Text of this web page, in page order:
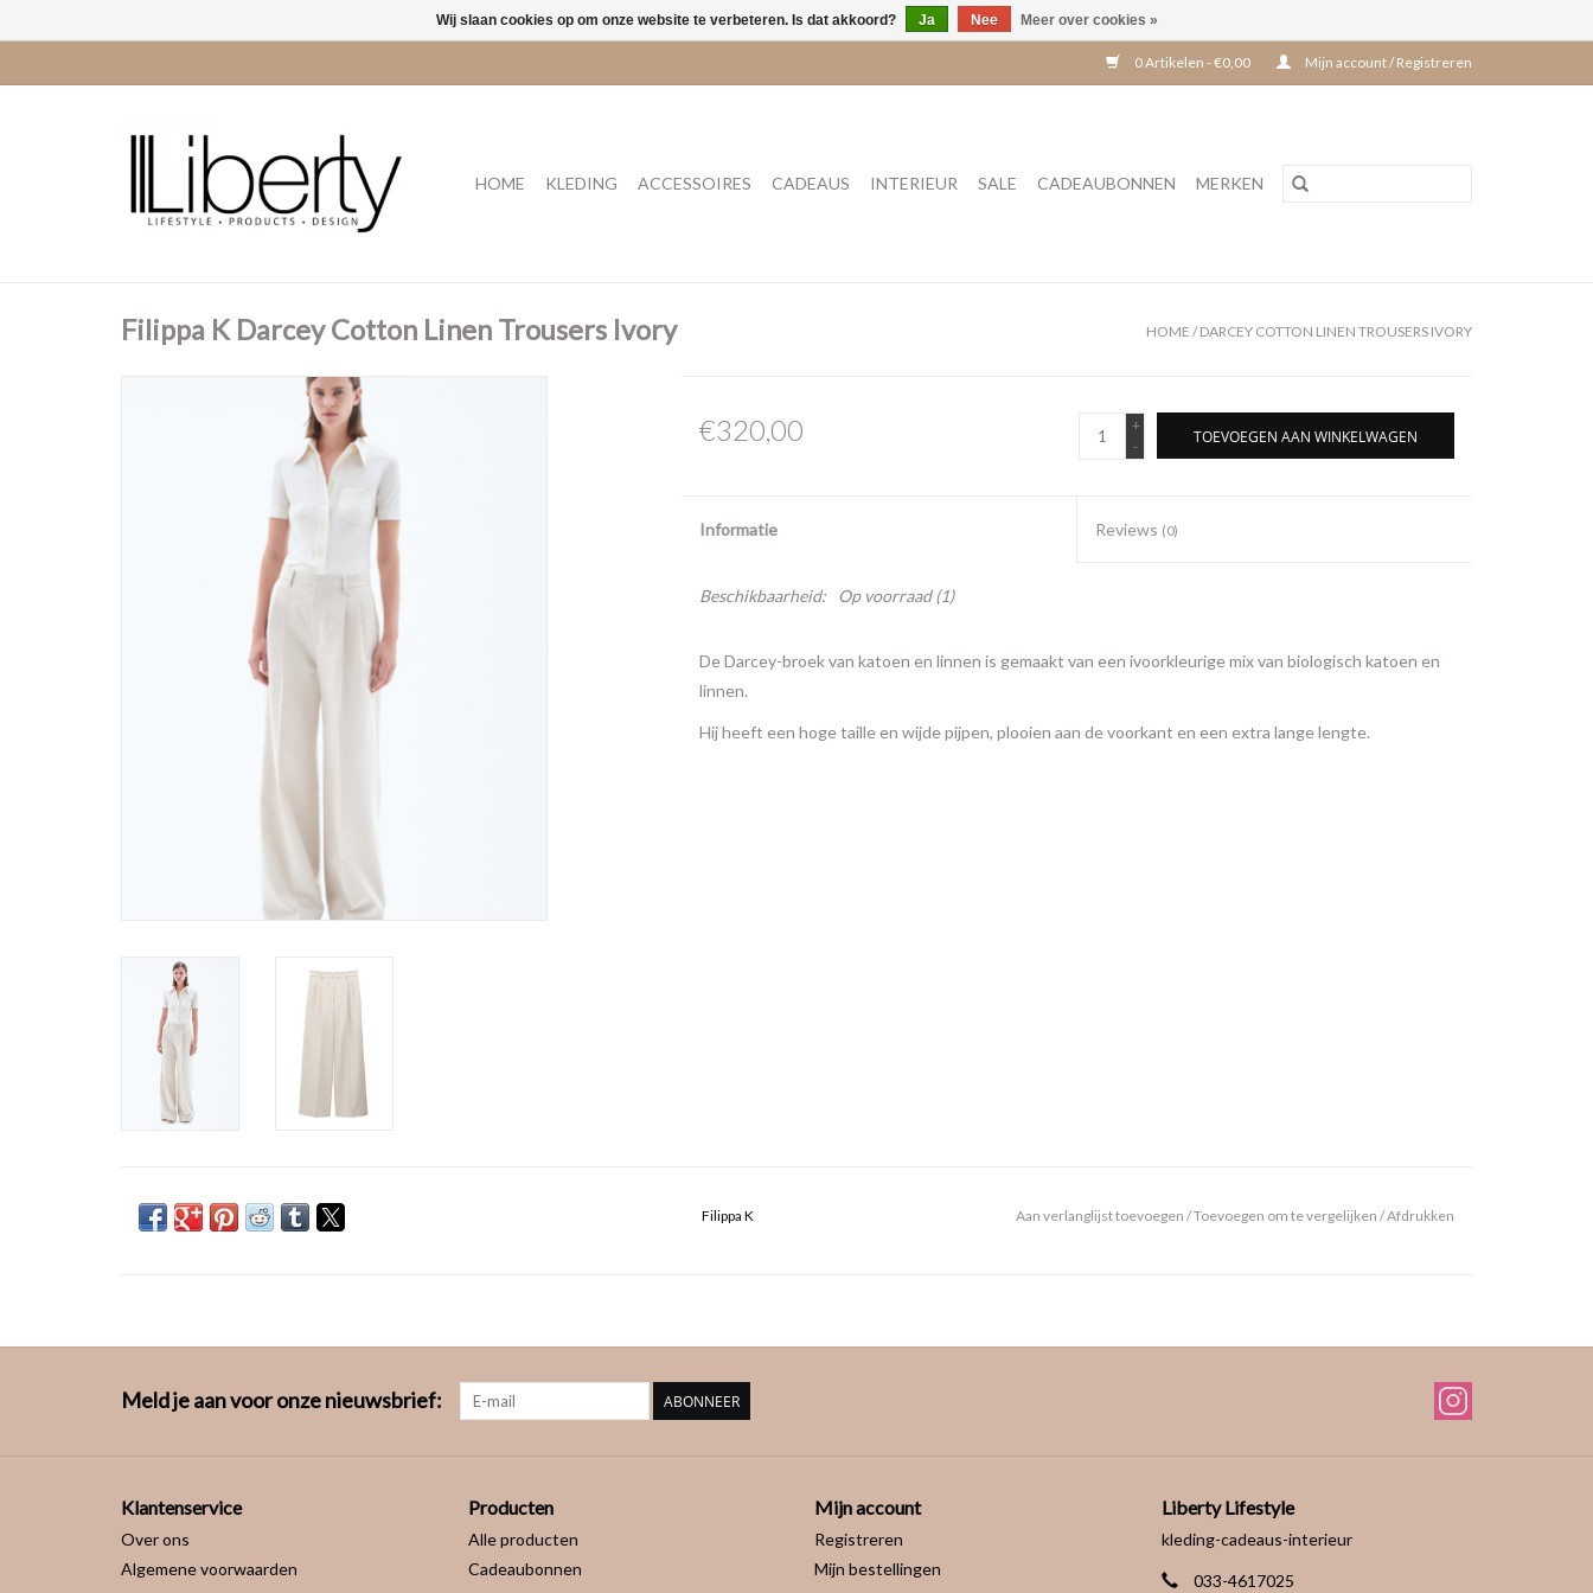
0 Artikelen - €0,00 Mijn account / Registreren
HOME KLEDING ACCESSOIRES CADEAUS INTERIEUR SALE CADEAUBONNEN MERKEN
Filippa K Darcey Cotton Linen Trousers Ivory HOME /DARCEY COTTON LINEN TROUSERS IVORY
€320,00
+
-
TOEVOEGEN AAN WINKELWAGEN
Informatie Reviews (0)
Beschikbaarheid: Op voorraad(1)
De Darcey-broek van katoen en linnen is gemaakt van een ivoorkleurige mix van biologisch katoen en
linnen.
Hij heeft een hoge taille en wijde pijpen, plooien aan de voorkant en een extra lange lengte.
Filippa K Aan verlanglijst toevoegen /Toevoegen om te vergelijken /Afdrukken
Meld je aan voor onze nieuwsbrief: ABONNEER
Klantenservice
Over ons
Algemene voorwaarden
Producten
Alle producten
Cadeaubonnen
Mijn account
Registreren
Mijn bestellingen
Liberty Lifestyle
kleding-cadeaus-interieur
033-4617025
Wij slaan cookies op om onze website te verbeteren. Is dat akkoord? Ja Nee Meer over cookies »